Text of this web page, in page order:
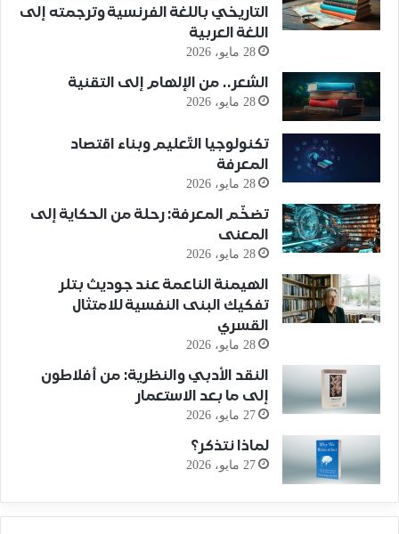
التاريخي باللغة الفرنسية وترجمته إلى
اللغة العربية
28 مايو، 2026
الشعر.. من الإلهام إلى التقنية
28 مايو، 2026
تكنولوجيا التّعليم وبناء اقتصاد
المعرفة
28 مايو، 2026
تضخّم المعرفة: رحلة من الحكاية إلى
المعنى
28 مايو، 2026
الهيمنة الناعمة عند جوديث بتلر
تفكيك البنى النفسية للامتثال
القسري
28 مايو، 2026
النقد الأدبي والنظرية: من أفلاطون
إلى ما بعد الاستعمار
27 مايو، 2026
لماذا نتذكر؟
27 مايو، 2026